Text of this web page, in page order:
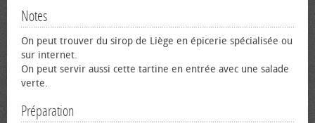
Notes
On peut trouver du sirop de Liège en épicerie spécialisée ou
sur internet.
On peut servir aussi cette tartine en entrée avec une salade
verte.
Préparation